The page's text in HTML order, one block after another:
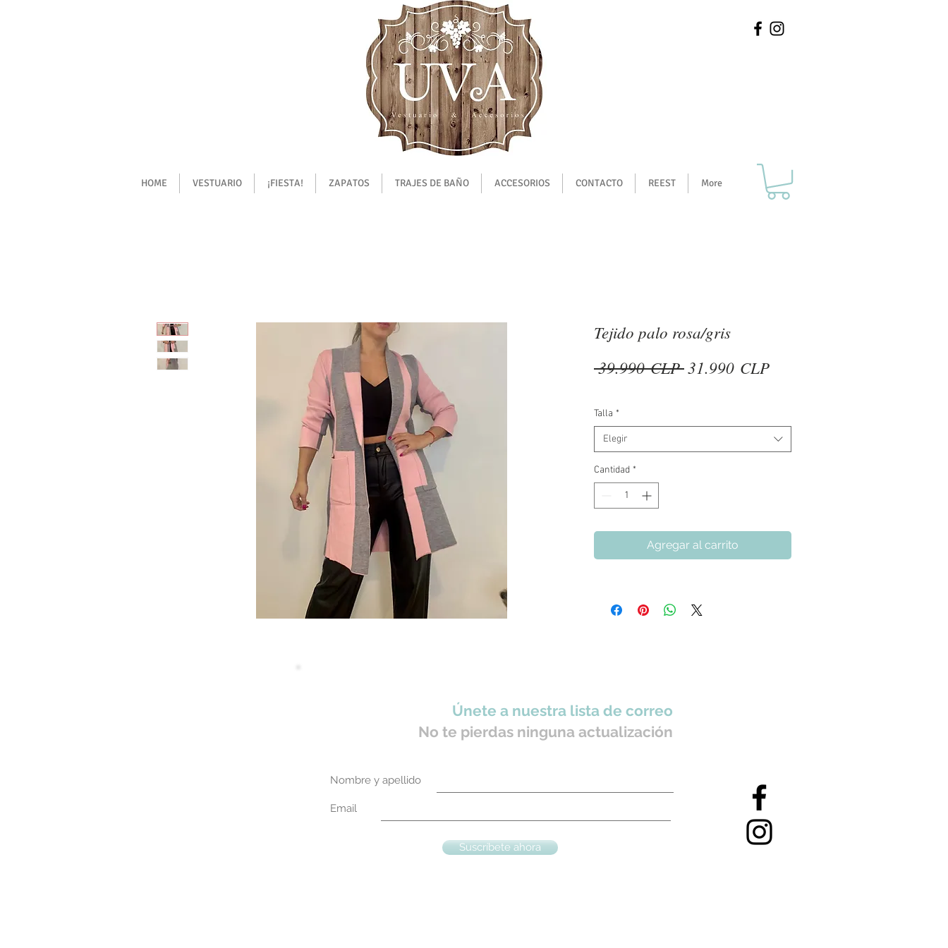
HOME VESTUARIO ¡FIESTA! ZAPATOS TRAJES DE BAÑO ACCESORIOS CONTACTO REEST More
Tejido palo rosa/gris
39.990 CLP Precio
31.990 CLPPrecio
Talla *
Elegir
Cantidad *
Agregar al carrito
Únete a nuestra lista de correo
No te pierdas ninguna actualización
Nombre y apellido
Email
Suscríbete ahora